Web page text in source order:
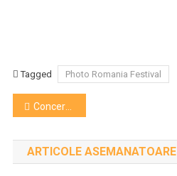
Tagged Photo Romania Festival
Navigare
în
articole
Concert internaţional de jazz cu Renato Borghetti. Hodoş: Clujenii să vină să vadă un show unic!
ARTICOLE ASEMANATOARE